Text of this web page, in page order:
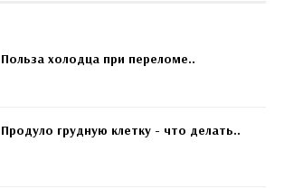
Польза холодца при переломе..
Продуло грудную клетку - что делать..